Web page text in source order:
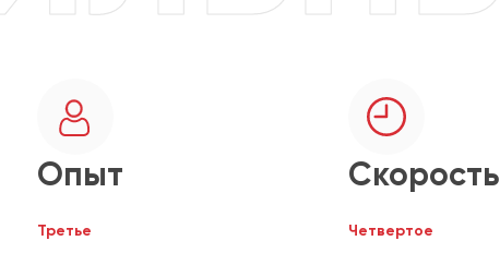
Опыт
Третье
Скорость
Четвертое